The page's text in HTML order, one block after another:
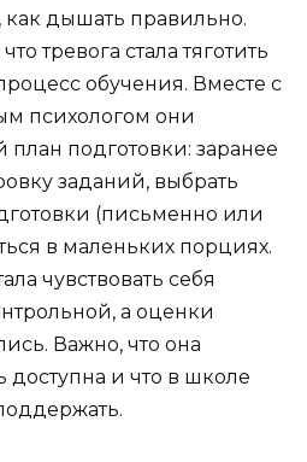
как дышать правильно.
тревога стала тяготить
обучения. Вместе с
психологом они
план подготовки: заранее
заданий, выбрать
(письменно или
в маленьких порциях.
чувствовать себя
а оценки
Важно, что она
и что в школе